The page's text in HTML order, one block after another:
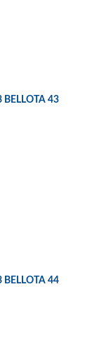
BELLOTA 43
BELLOTA 44